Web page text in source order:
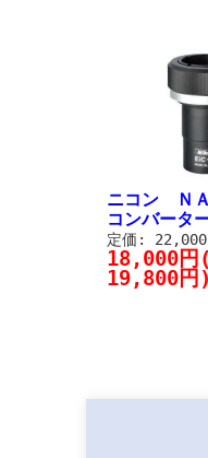
ニコン Ｎ
コンバー
定価:
18,000円
19,800円)